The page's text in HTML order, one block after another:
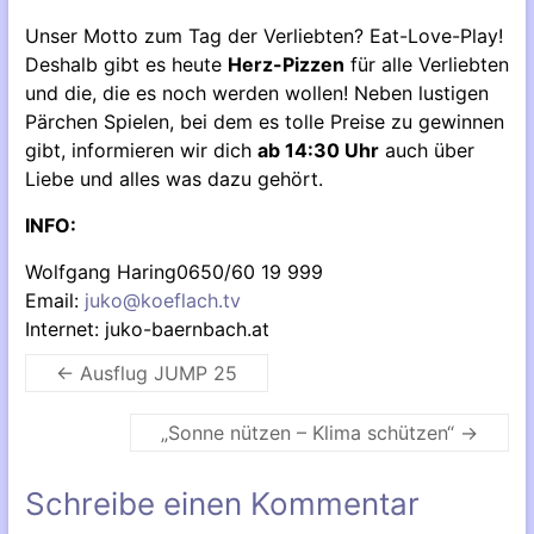
Unser Motto zum Tag der Verliebten? Eat-Love-Play!
Deshalb gibt es heute Herz-Pizzen für alle Verliebten
und die, die es noch werden wollen! Neben lustigen
Pärchen Spielen, bei dem es tolle Preise zu gewinnen
gibt, informieren wir dich ab 14:30 Uhrauch über
Liebe und alles was dazu gehört.
INFO:
Wolfgang Haring0650/60 19 999
Email: juko@koeflach.tv
Internet: juko-baernbach.at
← Ausflug JUMP 25
„Sonne nützen – Klima schützen“ →
Schreibe einen Kommentar